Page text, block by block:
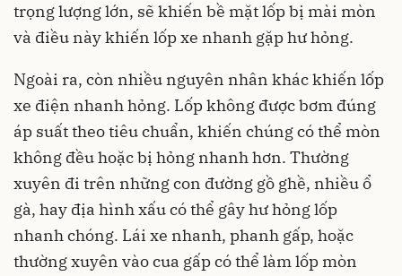
trọng lượng lớn, sẽ khiến bề mặt lốp bị mài mòn
và điều này khiến lốp xe nhanh gặp hư hỏng.
Ngoài ra, còn nhiều nguyên nhân khác khiến lốp
xe điện nhanh hỏng. Lốp không được bơm đúng
áp suất theo tiêu chuẩn, khiến chúng có thể mòn
không đều hoặc bị hỏng nhanh hơn. Thường
xuyên đi trên những con đường gồ ghề, nhiều ổ
gà, hay địa hình xấu có thể gây hư hỏng lốp
nhanh chóng. Lái xe nhanh, phanh gấp, hoặc
thường xuyên vào cua gấp có thể làm lốp mòn